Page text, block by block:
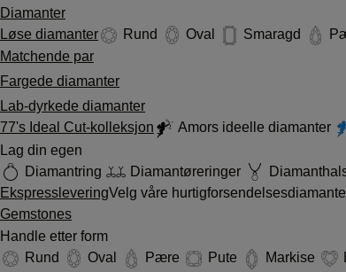
Diamanter
Løse diamanter
Rund Oval Smaragd
Matchende par
Fargede diamanter
Lab-dyrkede diamanter
77's Ideal Cut-kolleksjon
Amors ideelle diamanter
Lag din egen
Diamantring
Diamantøreringer
EkspressleveringVelg våre
Gemstones
Handle etter form
Rund
Oval Pære Pute Markise